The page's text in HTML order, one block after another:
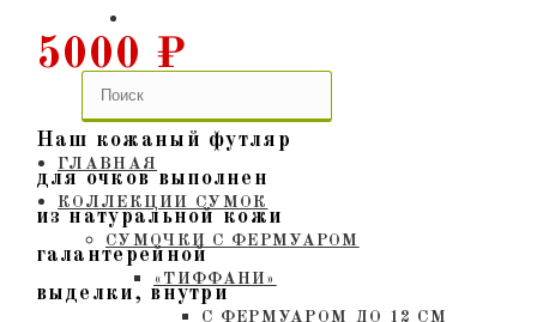
ПОИСК
ПО
ВЕБ-
САЙТУ
ГЛАВНАЯ
КОЛЛЕКЦИИ СУМОК
СУМОЧКИ C ФЕРМУАРОМ
«ТИФФАНИ»
С ФЕРМУАРОМ ДО 12 СМ
5000 ₽
Наш кожаный футляр
для очков выполнен
из натуральной кожи
галантерейной
выделки, внутри